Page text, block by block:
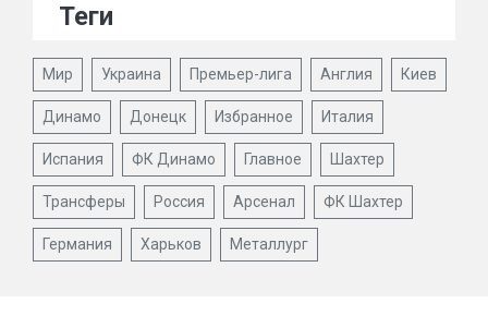
Теги
Мир Украина Премьер-лига Англия Киев
Динамо Донецк Избранное Италия
Испания ФК Динамо Главное Шахтер
Трансферы Россия Арсенал ФК Шахтер
Германия Харьков Металлург